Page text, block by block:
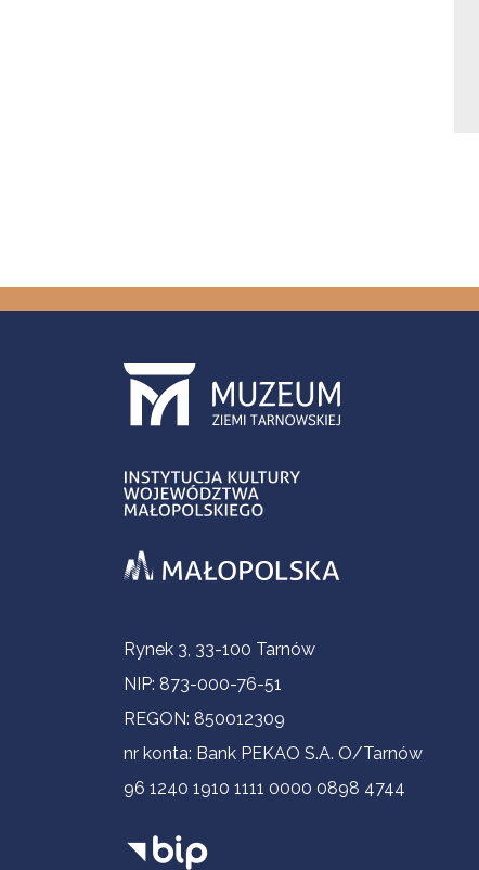
Informacje kontaktowe
Rynek 3, 33-100 Tarnów
NIP: 873-000-76-51
REGON: 850012309
nr konta: Bank PEKAO S.A. O/Tarnów
96 1240 1910 1111 0000 0898 4744